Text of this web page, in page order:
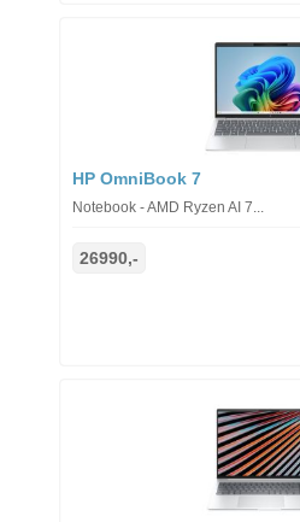
HP OmniBook 7
Notebook - AMD Ryzen AI 7...
26990,-